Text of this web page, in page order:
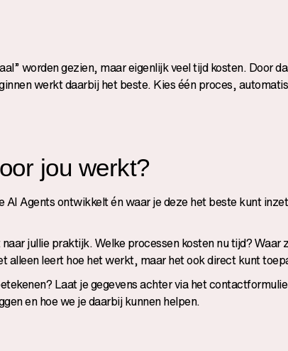
worden gezien, maar eigenlijk veel tijd kosten. Door
werkt daarbij het beste. Kies één proces,
jou werkt?
AI Agents ontwikkelt én waar je deze het beste kunt
jullie praktijk. Welke processen kosten nu tijd? Waar
alleen leert hoe het werkt, maar het ook direct kunt
Laat je gegevens achter via het
en hoe we je daarbij kunnen helpen.